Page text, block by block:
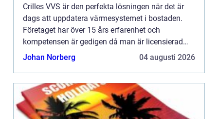
Crilles VVS är den perfekta lösningen när det är
dags att uppdatera värmesystemet i bostaden.
Företaget har över 15 års erfarenhet och
kompetensen är gedigen då man är licensierad
både inom rörmokeri och kyla. Företaget är
Johan Norberg 04 augusti 2026